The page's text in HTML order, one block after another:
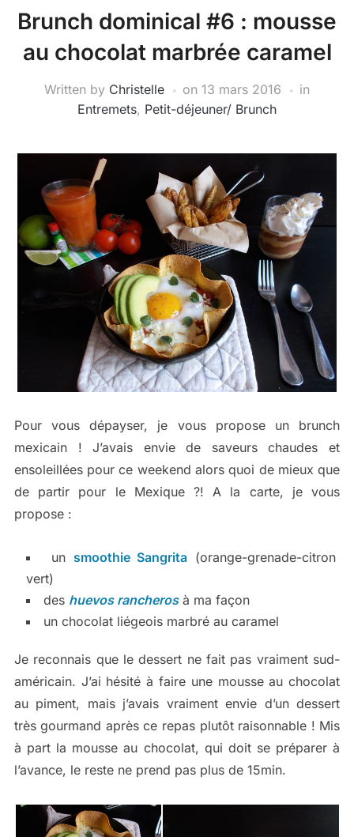
Brunch dominical #6 : mousse
au chocolat marbrée caramel
Written by Christelle on 13 mars 2016
in
Entremets, Petit-déjeuner/ Brunch
Pour vous dépayser, je vous propose un brunch
mexicain ! J’avais envie de saveurs chaudes et
ensoleillées pour ce weekend alors quoi de mieux que
de partir pour le Mexique ?! A la carte, je vous
propose :
un smoothie Sangrita (orange-grenade-citron
vert)
des huevos rancherosà ma façon
un chocolat liégeois marbré au caramel
Je reconnais que le dessert ne fait pas vraiment sud-
américain. J’ai hésité à faire une mousse au chocolat
au piment, mais j’avais vraiment envie d’un dessert
très gourmand après ce repas plutôt raisonnable ! Mis
à part la mousse au chocolat, qui doit se préparer à
l’avance, le reste ne prend pas plus de 15min.